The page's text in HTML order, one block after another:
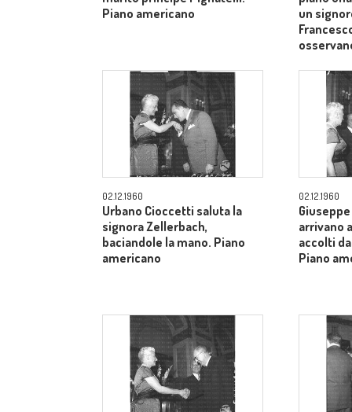
Piano americano
un
02.12.1960
Urbano Cioccetti saluta la
signora Zellerbach,
baciandole la mano. Piano
americano
02.12.1960
arrivano
accolti
Piano